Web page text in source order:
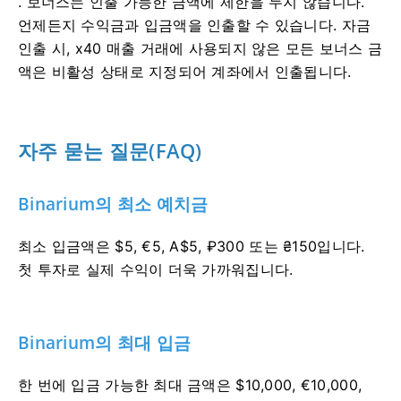
언제든지 수익금과 입금액을 인출할 수 있습니다. 자금
인출 시, x40 매출 거래에 사용되지 않은 모든 보너스 금
액은 비활성 상태로 지정되어 계좌에서 인출됩니다.
자주 묻는 질문(FAQ)
Binarium의 최소 예치금
최소 입금액은 $5, €5, A$5, ₽300 또는 ₴150입니다.
첫 투자로 실제 수익이 더욱 가까워집니다.
Binarium의 최대 입금
한 번에 입금 가능한 최대 금액은 $10,000, €10,000,